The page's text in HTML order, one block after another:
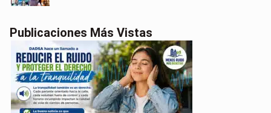
Publicaciones Más Vistas